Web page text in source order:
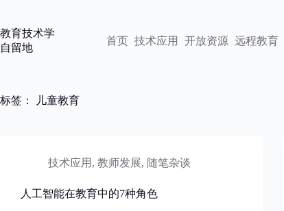
内
容
教育技术学
自留地
首页 技术应用 开放资源 远程教育
标签： 儿童教育
技术应用 , 教师发展, 随笔杂谈
人工智能在教育中的7种角色